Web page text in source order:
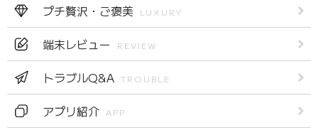
プチ贅沢・ご褒美 LUXURY
端末レビュー REVIEW
トラブルQ&A TROUBLE
アプリ紹介 APP